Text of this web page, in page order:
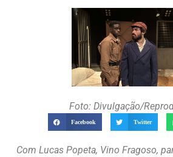
Foto: Divulgação/
Facebook Twitter
Com Lucas Popeta, Vino Fragoso,